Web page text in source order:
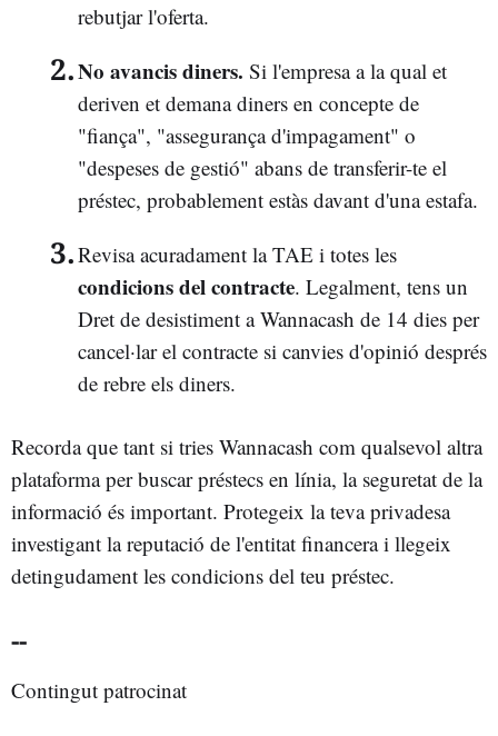
rebutjar l'oferta.
No avancis diners. Si l'empresa a la qual et
deriven et demana diners en concepte de
"fiança", "assegurança d'impagament" o
"despeses de gestió" abans de transferir-te el
préstec, probablement estàs davant d'una estafa.
Revisa acuradament la TAE i totes les
condicions del contracte. Legalment, tens un
Dret de desistiment a Wannacash de 14 dies per
cancel·lar el contracte si canvies d'opinió després
de rebre els diners.
Recorda que tant si tries Wannacash com qualsevol altra
plataforma per buscar préstecs en línia, la seguretat de la
informació és important. Protegeix la teva privadesa
investigant la reputació de l'entitat financera i llegeix
detingudament les condicions del teu préstec.
--
Contingut patrocinat